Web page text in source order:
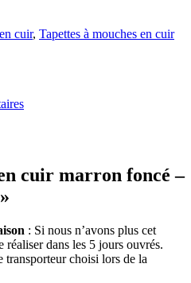
cuir, Tapettes à mouches en cuir
cuir marron foncé –
: Si nous n’avons plus cet
dans les 5 jours ouvrés.
transporteur choisi lors de la